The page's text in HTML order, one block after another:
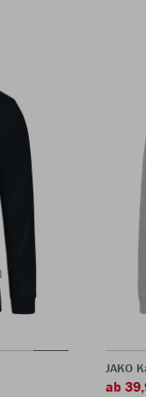
JAKO
ab